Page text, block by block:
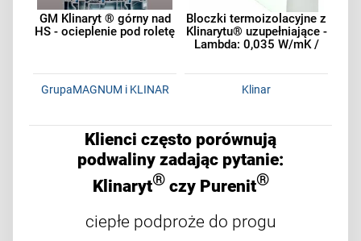
GM Klinaryt ® górny nad
HS - ocieplenie pod roletę
GrupaMAGNUM i KLINAR
Bloczki termoizolacyjne z
Klinarytu® uzupełniające -
Lambda: 0,035 W/mK /
Klinar
Klienci często porównują
podwaliny zadając pytanie:
Klinaryt®czy Purenit®
ciepłe podproże do progu